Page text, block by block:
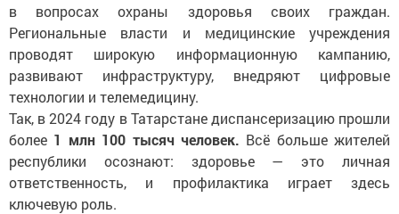
в вопросах охраны здоровья своих граждан.
Региональные власти и медицинские учреждения
проводят широкую информационную кампанию,
развивают инфраструктуру, внедряют цифровые
технологии и телемедицину.
Так, в 2024 году в Татарстане диспансеризацию прошли
более 1 млн 100 тысяч человек. Всё больше жителей
республики осознают: здоровье — это личная
ответственность, и профилактика играет здесь
ключевую роль.